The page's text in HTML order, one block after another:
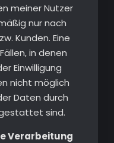
meiner Nutzer
nur nach
Kunden. Eine
in denen
Einwilligung
nicht möglich
Daten durch
sind.
Verarbeitung